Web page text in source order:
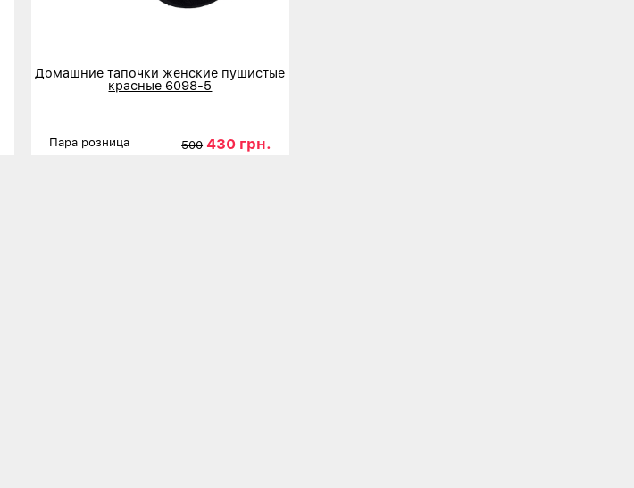
Домашние тапочки женские пушистые
красные 6098-5
Пара розница 500 430 грн.